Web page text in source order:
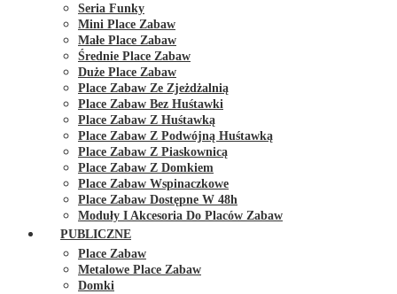
Seria Funky
Mini Place Zabaw
Małe Place Zabaw
Średnie Place Zabaw
Duże Place Zabaw
Place Zabaw Ze Zjeżdżalnią
Place Zabaw Bez Huśtawki
Place Zabaw Z Huśtawką
Place Zabaw Z Podwójną Huśtawką
Place Zabaw Z Piaskownicą
Place Zabaw Z Domkiem
Place Zabaw Wspinaczkowe
Place Zabaw Dostępne W 48h
Moduły I Akcesoria Do Placów Zabaw
PUBLICZNE
Place Zabaw
Metalowe Place Zabaw
Domki